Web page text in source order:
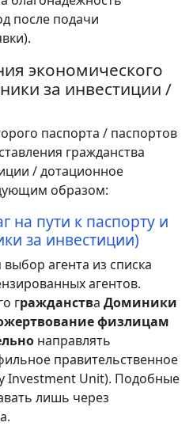
после подачи
экономического
за инвестиции /
паспорта / паспортов
гражданства
/ дотационное
образом:
на пути к паспорту и
за инвестиции)
агента из списка
агентов.
гражданства Доминики
физлицам
направлять
правительственное
Investment Unit). Подобные
лишь через